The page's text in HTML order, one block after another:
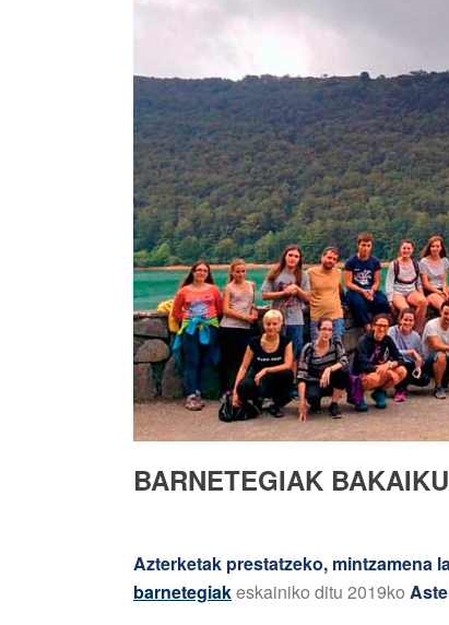
BARNETEGIAK
Azterketak prestatzeko, mintzamena
barnetegiakeskainiko ditu 2019ko